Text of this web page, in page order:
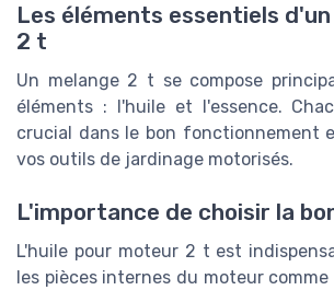
Les éléments essentiels
2 t
Un melange 2 t se compose
éléments : l'huile et l'essence.
crucial dans le bon fonctionnement
vos outils de jardinage motorisés.
L'importance de choisir la
L'huile pour moteur 2 t est
les pièces internes du moteur